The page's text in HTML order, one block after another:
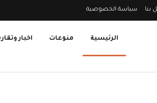
بنا سياسة الخصوصية
الرئيسية منوعات اخبار